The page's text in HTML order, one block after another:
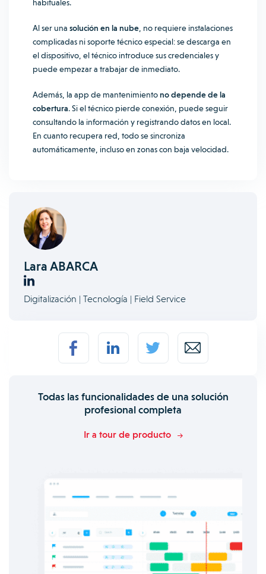
habituales.
Al ser una solución en la nube , no requiere instalaciones
complicadas ni soporte técnico especial: se descarga en
el dispositivo, el técnico introduce sus credenciales y
puede empezar a trabajar de inmediato.
Además, la app de mantenimientono depende de la
cobertura. Si el técnico pierde conexión, puede seguir
consultando la información y registrando datos en local.
En cuanto recupera red, todo se sincroniza
automáticamente, incluso en zonas con baja velocidad.
Lara ABARCA
Digitalización | Tecnología | Field Service
Todas las funcionalidades de una solución
profesional completa
Ir a tour de producto